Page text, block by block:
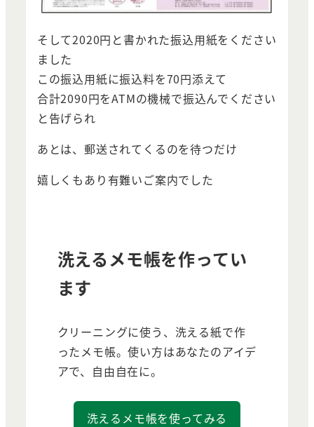
そして2020円と書かれた振込用紙をください
ました
この振込用紙に振込料を70円添えて
合計2090円をATMの機械で振込んでください
と告げられ
あとは、郵送されてくるのを待つだけ
嬉しくもあり有難いご案内でした
洗えるメモ帳を作ってい
ます
クリーニングに使う、洗える紙で作
ったメモ帳。使い方はあなたのアイデ
アで、自由自在に。
洗えるメモ帳を使ってみる